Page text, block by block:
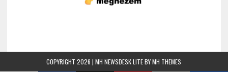
COPYRIGHT 2026 | MH NEWSDESK LITE BYMH THEMES